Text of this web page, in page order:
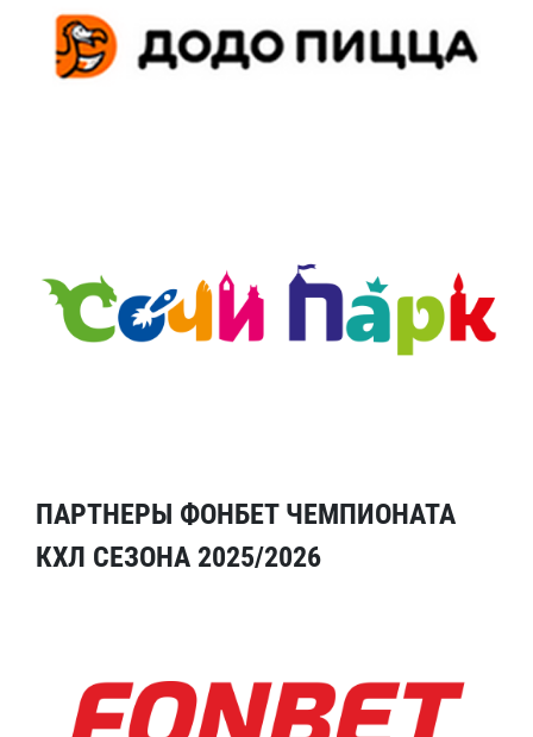
ПАРТНЕРЫ ФОНБЕТ ЧЕМПИОНАТА
КХЛ СЕЗОНА 2025/2026